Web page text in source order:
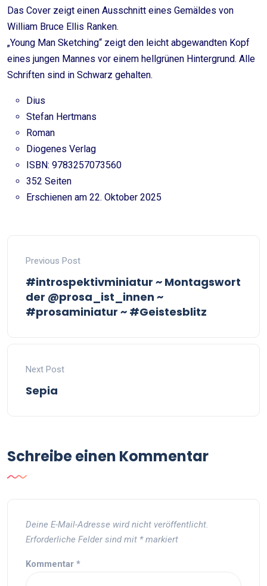
Das Cover zeigt einen Ausschnitt eines Gemäldes von
William Bruce Ellis Ranken.
„Young Man Sketching“ zeigt den leicht abgewandten Kopf
eines jungen Mannes vor einem hellgrünen Hintergrund. Alle
Schriften sind in Schwarz gehalten.
Dius
Stefan Hertmans
Roman
Diogenes Verlag
ISBN: 9783257073560
352 Seiten
Erschienen am 22. Oktober 2025
Previous Post
#introspektivminiatur ~ Montagswort
der @prosa_ist_innen ~
#prosaminiatur ~ #Geistesblitz
Next Post
Sepia
Schreibe einen Kommentar
Deine E-Mail-Adresse wird nicht veröffentlicht.
Erforderliche Felder sind mit *markiert
Kommentar *